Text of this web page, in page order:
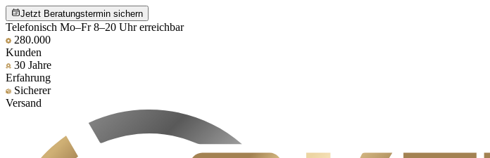
Jetzt Beratungstermin sichern
Telefonisch Mo–Fr 8–20 Uhr erreichbar
280.000
Kunden
30 Jahre
Erfahrung
Sicherer
Versand